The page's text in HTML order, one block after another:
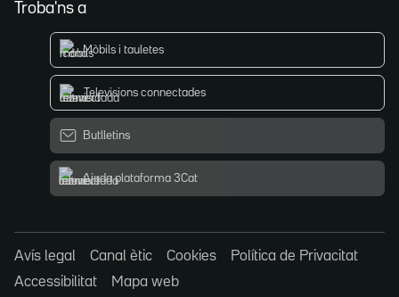
Troba'ns a
Mòbils i tauletes
Televisions connectades
Butlletins
Ajuda plataforma 3Cat
Avís legal Canal ètic Cookies
Política de Privacitat
Accessibilitat
Mapa web